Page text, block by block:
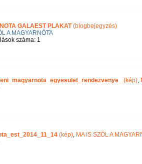
GALAEST PLAKAT(blogbejegyzés)
A MAGYARNÓTA
száma: 1
(kép),
(kép), MA IS SZÓL A